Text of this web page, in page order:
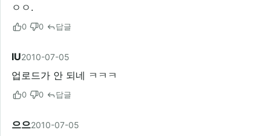
ㅇㅇ.
0 0 답글
IU2010-07-05
업로드가 안 되네 ㅋㅋㅋ
0 0 답글
으으2010-07-05